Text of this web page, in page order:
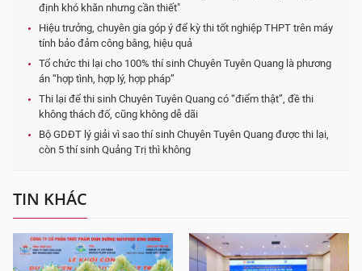
định khó khăn nhưng cần thiết"
Hiệu trưởng, chuyên gia góp ý để kỳ thi tốt nghiệp THPT trên máy
tính bảo đảm công bằng, hiệu quả
Tổ chức thi lại cho 100% thí sinh Chuyên Tuyên Quang là phương
án “hợp tình, hợp lý, hợp pháp”
Thi lại để thi sinh Chuyên Tuyên Quang có “điểm thật”, đề thi
không thách đố, cũng không dễ dãi
Bộ GDĐT lý giải vì sao thí sinh Chuyên Tuyên Quang được thi lại,
còn 5 thí sinh Quảng Trị thì không
TIN KHÁC